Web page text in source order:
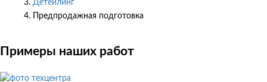
Детейлинг
Предпродажная подготовка
Примеры наших работ